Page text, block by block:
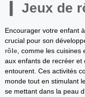
Jeux de
Encourager votre enfant
crucial pour son
rôle , comme les
aux enfants de recréer et
entourent. Ces activités
monde tout en stimulant
se mettant dans la peau